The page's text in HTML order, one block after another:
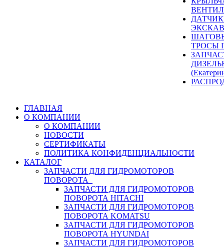
ТРОСЫ
ГЛАВНАЯ
О КОМПАНИИ
О КОМПАНИИ
НОВОСТИ
СЕРТИФИКАТЫ
ПОЛИТИКА КОНФИДЕНЦИАЛЬНОСТИ
КАТАЛОГ
ЗАПЧАСТИ ДЛЯ ГИДРОМОТОРОВ
ПОВОРОТА
ЗАПЧАСТИ ДЛЯ ГИДРОМОТОРОВ
ПОВОРОТА HITACHI
ЗАПЧАСТИ ДЛЯ ГИДРОМОТОРОВ
ПОВОРОТА KOMATSU
ЗАПЧАСТИ ДЛЯ ГИДРОМОТОРОВ
ПОВОРОТА HYUNDAI
ЗАПЧАСТИ ДЛЯ ГИДРОМОТОРОВ